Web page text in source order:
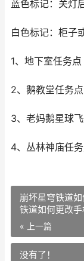
蓝色标记：关灯
白色标记：柜子
1、地下室任务点
2、鹅教堂任务点
3、老妈鹅星球
4、丛林神庙任务
崩坏星穹铁道
铁道如何更改手
« 上一篇
没有了！